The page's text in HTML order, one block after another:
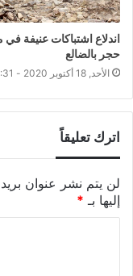
اندلاع اشتباكات عنيفة في
حجر بالضالع
الأحد, 18 أكتوبر 2020 - 11:31 ص
اترك تعليقاً
لن يتم نشر عنوان
إليها بـ *